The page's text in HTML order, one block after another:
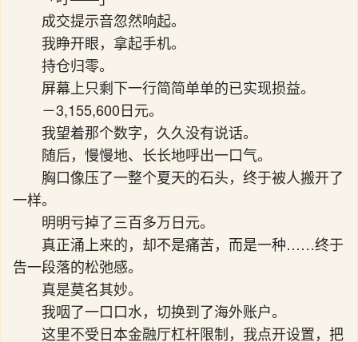
成交提示音忽然响起。
我睁开眼，拿起手机。
持仓归零。
屏幕上只剩下一行简简单单的已实现损益。
－3,155,600日元。
我望着那个数字，久久没有说话。
随后，慢慢地、长长地呼出一口气。
胸口像压了一整个夏天的石头，终于被人搬开了
一样。
明明亏掉了三百多万日元。
真正涌上来的，却不是痛苦，而是一种……终于
告一段落的松弛感。
真是莫名其妙。
我咽了一口口水，切换到了海外账户。
这里不受日本金融厅杠杆限制，我点开设置，把